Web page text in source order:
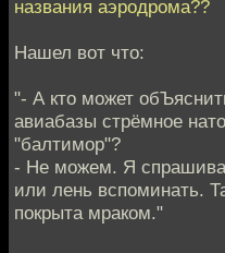
названия аэродрома??
Нашел вот что:
"- А кто может
авиабазы стрёмное
"балтимор"?
- Не можем. Я
или лень вспоминать.
покрыта мраком."